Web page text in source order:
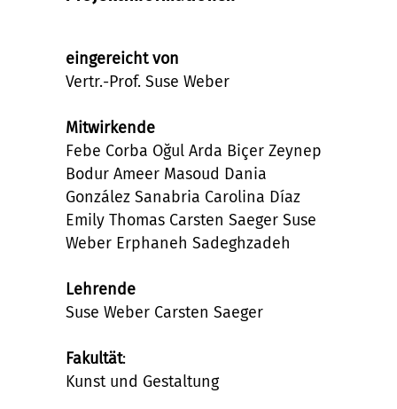
eingereicht von
Vertr.-Prof. Suse Weber
Mitwirkende
Febe Corba Oğul Arda Biçer Zeynep
Bodur Ameer Masoud Dania
González Sanabria Carolina Díaz
Emily Thomas Carsten Saeger Suse
Weber Erphaneh Sadeghzadeh
Lehrende
Suse Weber Carsten Saeger
Fakultät:
Kunst und Gestaltung